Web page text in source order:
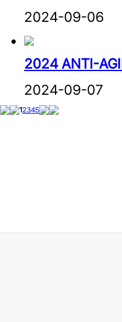
2024-09-06
2024 ANTI-
2024-09-07
12345